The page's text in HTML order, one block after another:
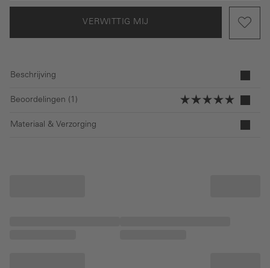
VERWITTIG MIJ
Beschrijving
Beoordelingen (1)
Materiaal & Verzorging